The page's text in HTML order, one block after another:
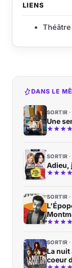
LIENS
DANS LE
SORTIR
Une
SORTIR
Adieu,
SORTIR
SORTIR
La nuit
coeur